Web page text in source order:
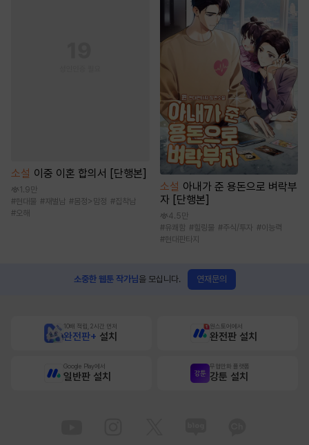
소설 이중 이혼 합의서 [단행본]
1.9만
#현대물 # 재벌남 #몸정>맘정 #집착남
#오해
소설 아내가 준 용돈으로 벼락부
자 [단행본]
4.5만
#유쾌함 #힐링물 #주식/투자 #이능력
#현대판타지
소중한 웹툰 작가님을 모십니다. 연재문의
10배 적립, 2시간 먼저
완전판+ 설치
원스토어에서
완전판 설치
Google Play에서
일반판 설치
무협만화 플랫폼
강툰 설치